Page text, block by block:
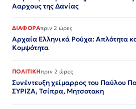
Ααρχους της Δανίας
ΔΙΑΦΟΡΑπριν 2 ώρες
Αρχαία Ελληνικά Ρούχα: Απλότητα
Κομψότητα
ΠΟΛΙΤΙΚΗπριν 2 ώρες
Συνέντευξη χείμαρρος του Παύλου
ΣΥΡΙΖΑ, Τσίπρα, Μητσοτακη